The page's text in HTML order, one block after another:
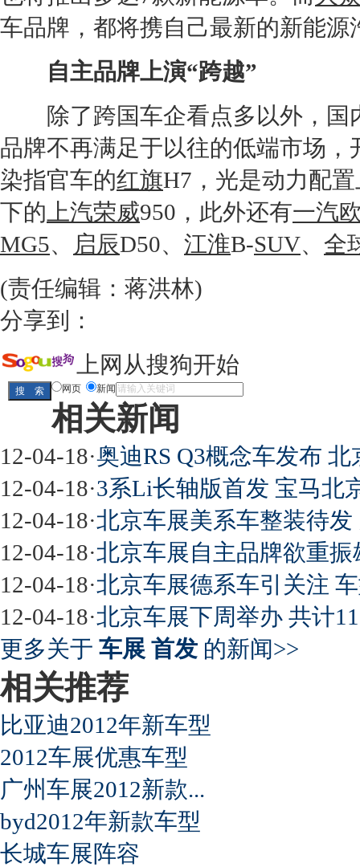
车品牌，都将携自己最新的新能源
自主品牌上演“跨越”
除了跨国车企看点多以外，国
品牌不再满足于以往的低端市场
染指官车的红旗H7，光是动力配
下的 上汽荣威950，此外还有一汽
MG5、 启辰D50、 江淮B-SUV、 全
(责任编辑：蒋洪林)
分享到：
上网从搜狗开始
网页 新闻
相关新闻
12-04-18·奥迪RS Q3概念车发布
12-04-18·3系Li长轴版首发 宝马北
12-04-18·北京车展美系车整装待
12-04-18·北京车展自主品牌欲重振
12-04-18·北京车展德系车引关注
12-04-18·北京车展下周举办 共计
更多关于 车展 首发 的新闻>>
相关推荐
比亚迪2012年新车型
2012车展优惠车型
广州车展2012新款...
byd2012年新款车型
长城车展阵容